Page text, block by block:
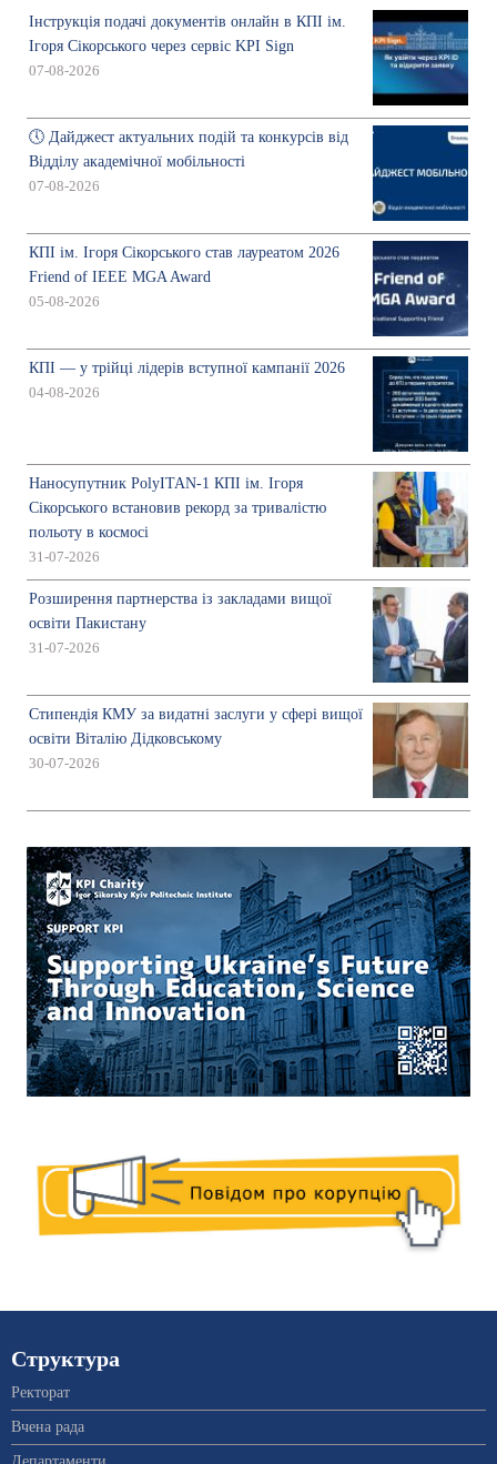
Інструкція подачі документів онлайн в КПІ ім.
Ігоря Сікорського через сервіс KPI Sign
07-08-2026
🕔 Дайджест актуальних подій та конкурсів від
Відділу академічної мобільності
07-08-2026
КПІ ім. Ігоря Сікорського став лауреатом 2026
Friend of IEEE MGA Award
05-08-2026
КПІ — у трійці лідерів вступної кампанії 2026
04-08-2026
Наносупутник PolyITAN-1 КПІ ім. Ігоря
Сікорського встановив рекорд за тривалістю
польоту в космосі
31-07-2026
Розширення партнерства із закладами вищої
освіти Пакистану
31-07-2026
Стипендія КМУ за видатні заслуги у сфері вищої
освіти Віталію Дідковському
30-07-2026
Структура
Ректорат
Вчена рада